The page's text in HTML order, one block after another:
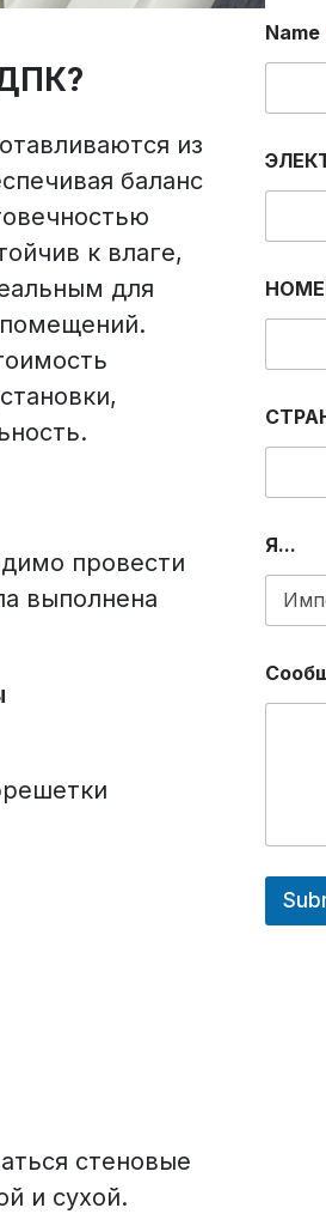
из
баланс
к влаге,
для
помещений.
провести
выполнена
стеновые
и сухой.
*
С
Т
А
Э
Л
К
Р
Ы
Name
Я...